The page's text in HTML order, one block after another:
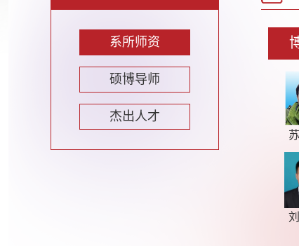
系所师资
硕博导师
杰出人才